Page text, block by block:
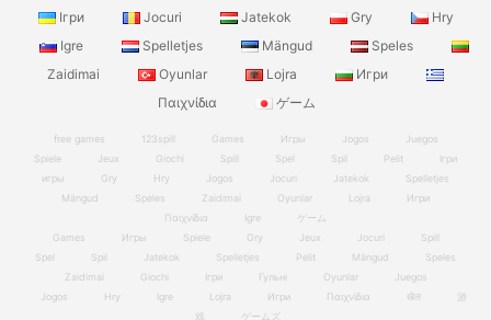
Ігри
Jocuri Jatekok Gry
Hry
Igre
Spelletjes Mängud
Speles
Zaidimai
Oyunlar Lojra
Игри
Παιχνίδια
ゲーム
free games 123spill Games Игры Jogos
Juegos
Spiele
Jeux Giochi Spill Spel Spil Pelit
Ігри
игры
Gry Hry Jogos Jocuri Jatekok
Spelletjes
Mängud
Speles Zaidimai Oyunlar Lojra
Игри
Παιχνίδια
Igre
ゲーム
Games
Игры Spiele Gry Jeux Jocuri
Spill
Spel
Spil Jatekok Spelletjes Pelit Mängud
Speles
Zaidimai
Giochi Ігри Гульні Oyunlar
Juegos
Jogos
Hry Igre Lojra Игри Παιχνίδια खेल
游
戏
ゲームズ